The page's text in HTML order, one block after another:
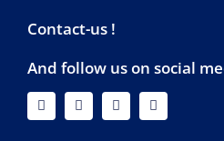
Contact-us !
And follow us on social